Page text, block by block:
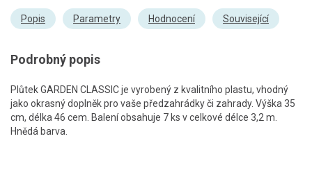
Popis Parametry Hodnocení Související
Podrobný popis
Plůtek GARDEN CLASSIC je vyrobený z kvalitního plastu, vhodný
jako okrasný doplněk pro vaše předzahrádky či zahrady. Výška 35
cm, délka 46 cem. Balení obsahuje 7 ks v celkové délce 3,2 m.
Hnědá barva.